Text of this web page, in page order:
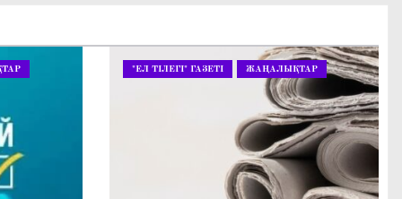
"ЕЛ ТІЛЕГІ" ГАЗЕТІ ЖАҢАЛЫҚТАР